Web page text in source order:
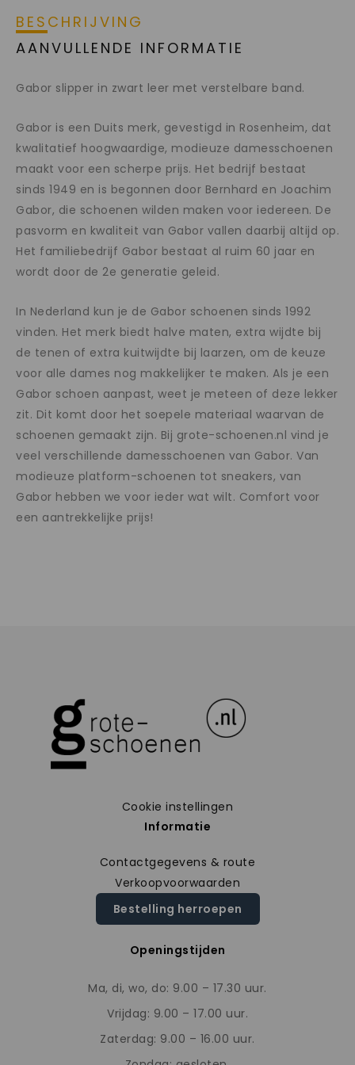
BESCHRIJVING
AANVULLENDE INFORMATIE
Gabor slipper in zwart leer met verstelbare band.
Gabor is een Duits merk, gevestigd in Rosenheim, dat
kwalitatief hoogwaardige, modieuze damesschoenen
maakt voor een scherpe prijs. Het bedrijf bestaat
sinds 1949 en is begonnen door Bernhard en Joachim
Gabor, die schoenen wilden maken voor iedereen. De
pasvorm en kwaliteit van Gabor vallen daarbij altijd op.
Het familiebedrijf Gabor bestaat al ruim 60 jaar en
wordt door de 2e generatie geleid.
In Nederland kun je de Gabor schoenen sinds 1992
vinden. Het merk biedt halve maten, extra wijdte bij
de tenen of extra kuitwijdte bij laarzen, om de keuze
voor alle dames nog makkelijker te maken. Als je een
Gabor schoen aanpast, weet je meteen of deze lekker
zit. Dit komt door het soepele materiaal waarvan de
schoenen gemaakt zijn. Bij grote-schoenen.nl vind je
veel verschillende damesschoenen van Gabor. Van
modieuze platform-schoenen tot sneakers, van
Gabor hebben we voor ieder wat wilt. Comfort voor
een aantrekkelijke prijs!
Cookie instellingen
Informatie
Contactgegevens & route
Verkoopvoorwaarden
Bestelling herroepen
Openingstijden
Ma, di, wo, do: 9.00 – 17.30 uur.
Vrijdag: 9.00 – 17.00 uur.
Zaterdag: 9.00 – 16.00 uur.